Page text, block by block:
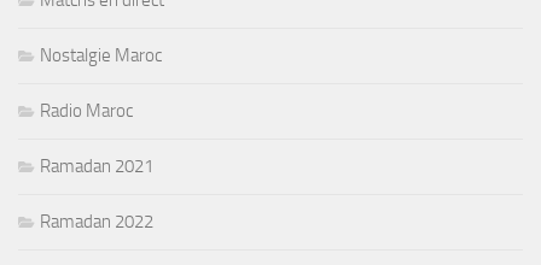
Nostalgie Maroc
Radio Maroc
Ramadan 2021
Ramadan 2022